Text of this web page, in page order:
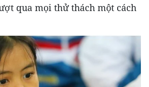
qua mọi thử thách một cách